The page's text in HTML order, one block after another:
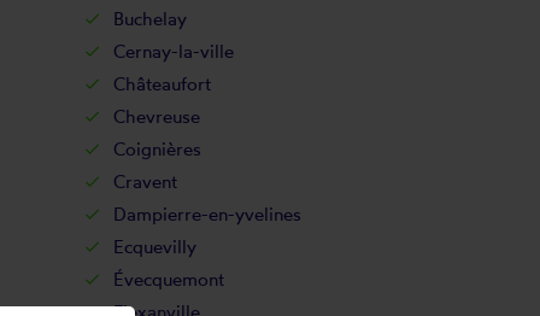
Buchelay
Cernay-la-ville
Châteaufort
Chevreuse
Coignières
Cravent
Dampierre-en-yvelines
Ecquevilly
Évecquemont